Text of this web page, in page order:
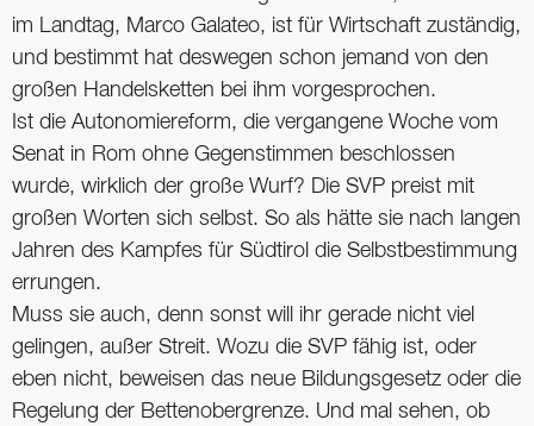
im Landtag, Marco Galateo, ist für Wirtschaft zuständig,
und bestimmt hat deswegen schon jemand von den
großen Handelsketten bei ihm vorgesprochen.
Ist die Autonomiereform, die vergangene Woche vom
Senat in Rom ohne Gegenstimmen beschlossen
wurde, wirklich der große Wurf? Die SVP preist mit
großen Worten sich selbst. So als hätte sie nach langen
Jahren des Kampfes für Südtirol die Selbstbestimmung
errungen.
Muss sie auch, denn sonst will ihr gerade nicht viel
gelingen, außer Streit. Wozu die SVP fähig ist, oder
eben nicht, beweisen das neue Bildungsgesetz oder die
Regelung der Bettenobergrenze. Und mal sehen, ob